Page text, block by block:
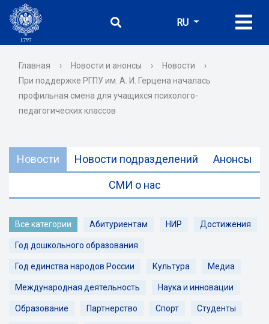
RU
Главная › Новости и анонсы › Новости
›
При поддержке РГПУ им. А. И. Герцена началась
профильная смена для учащихся психолого-
педагогических классов
Новости Новости подразделений Анонсы
СМИ о нас
Все категории Абитуриентам НИР Достижения
Год дошкольного образования
Год единства народов России Культура Медиа
Международная деятельность Наука и инновации
Образование Партнерство Спорт Студенты